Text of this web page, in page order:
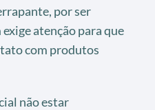
por ser
atenção para que
com produtos
não estar